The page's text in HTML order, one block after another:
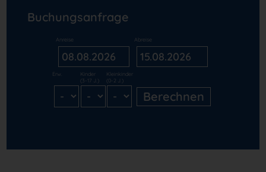
Buchungsanfrage
Anreise Abreise
Erw.
Kinder
(3-17 J.)
Kleinkinder
(0-2 J.)